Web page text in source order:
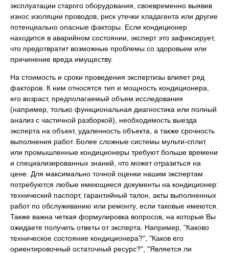
эксплуатации старого оборудования, своевременно выявив
износ изоляции проводов, риск утечки хладагента или другие
потенциально опасные факторы. Если кондиционер
находится в аварийном состоянии, эксперт это зафиксирует,
что предотвратит возможные проблемы со здоровьем или
причинение вреда имуществу.
На стоимость и сроки проведения экспертизы влияет ряд
факторов. К ним относятся тип и мощность кондиционера,
его возраст, предполагаемый объем исследования
(например, только функциональная диагностика или полный
анализ с частичной разборкой), необходимость выезда
эксперта на объект, удаленность объекта, а также срочность
выполнения работ. Более сложные системы мульти-сплит
или промышленные кондиционеры требуют больше времени
и специализированных знаний, что может отразиться на
цене. Для максимально точной оценки нашим экспертам
потребуются любые имеющиеся документы на кондиционер:
технический паспорт, гарантийный талон, акты выполненных
работ по обслуживанию или ремонту, если таковые имеются.
Также важна четкая формулировка вопросов, на которые Вы
ожидаете получить ответы от эксперта. Например, "Каково
техническое состояние кондиционера?", "Каков его
ориентировочный остаточный ресурс?", "Является ли